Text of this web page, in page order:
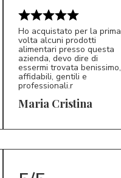
MC 5/5
Ho acquistato per la prima
volta alcuni prodotti
alimentari presso questa
azienda, devo dire di
essermi trovata benissimo,
affidabili, gentili e
professionali.r
Maria Cristina